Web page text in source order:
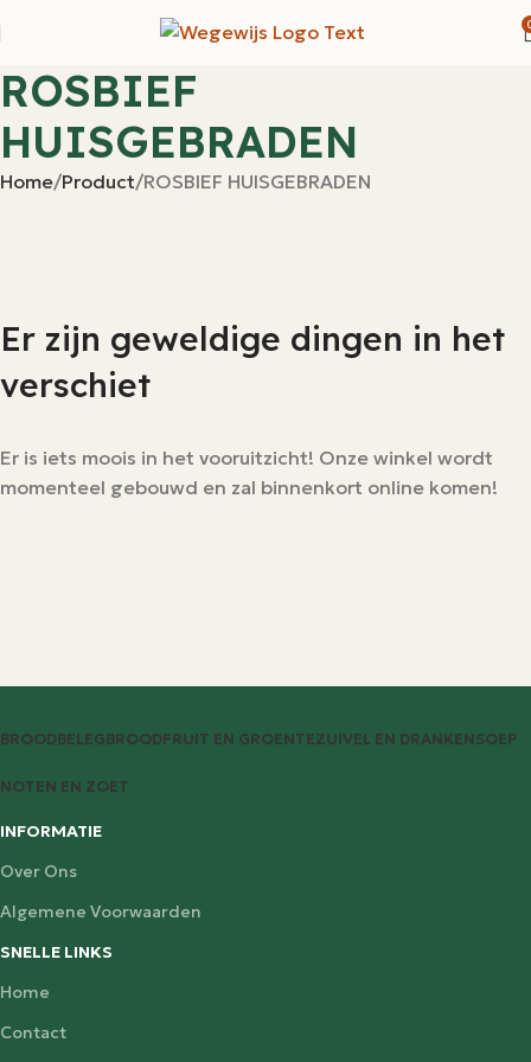
ROSBIEF
HUISGEBRADEN
Home Product ROSBIEF HUISGEBRADEN
Er zijn geweldige dingen in het
verschiet
Er is iets moois in het vooruitzicht! Onze winkel wordt
momenteel gebouwd en zal binnenkort online komen!
BROODBELEGBROODFRUIT EN GROENTEZUIVEL EN DRANKENSOEP
NOTEN EN ZOET
INFORMATIE
Over Ons
Algemene Voorwaarden
SNELLE LINKS
Home
Contact